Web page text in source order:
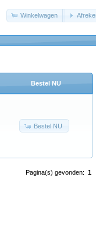
Winkelwagen
Bestel NU
Bestel NU
Pagina(s) gevonden: 1